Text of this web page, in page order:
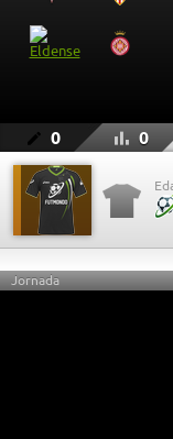
0 0
Jornada